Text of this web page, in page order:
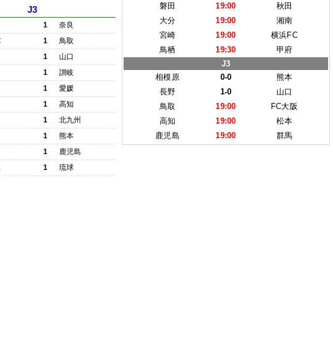
J3
1
奈良
1
鳥取
1
山口
1
讃岐
1
愛媛
1
高知
1
北九州
1
熊本
1
鹿児島
1 琉球
磐田
19:00
秋田
大分
19:00
湘南
宮崎
19:00
横浜FC
鳥栖
19:30
甲府
J3
相模原
0-0
熊本
長野
1-0
山口
鳥取
19:00
FC大阪
高知
19:00
松本
鹿児島
19:00 群馬